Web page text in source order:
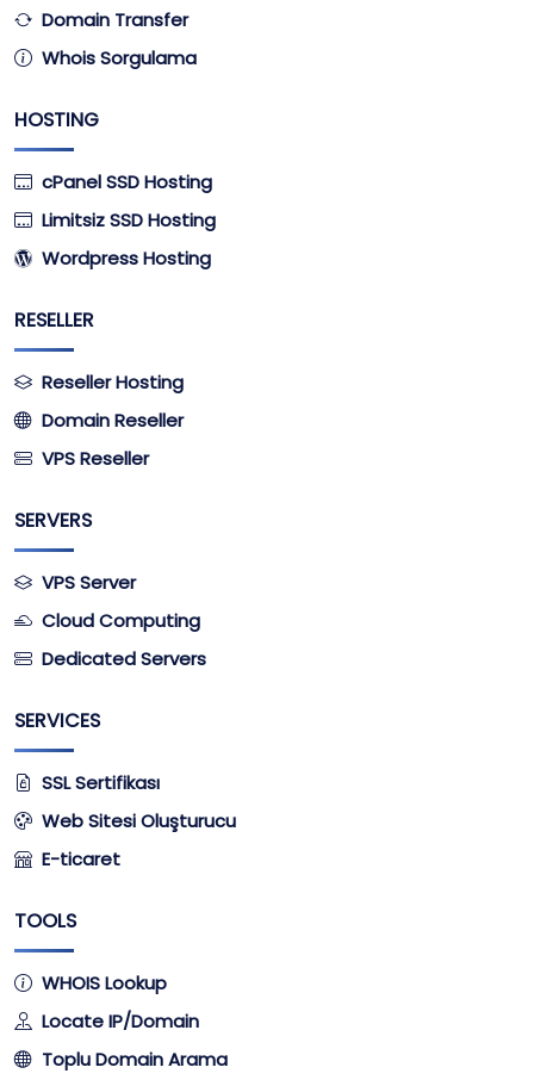
Domain Transfer
Whois Sorgulama
HOSTING
cPanel SSD Hosting
Limitsiz SSD Hosting
Wordpress Hosting
RESELLER
Reseller Hosting
Domain Reseller
VPS Reseller
SERVERS
VPS Server
Cloud Computing
Dedicated Servers
SERVICES
SSL Sertifikası
Web Sitesi Oluşturucu
E-ticaret
TOOLS
WHOIS Lookup
Locate IP/Domain
Toplu Domain Arama